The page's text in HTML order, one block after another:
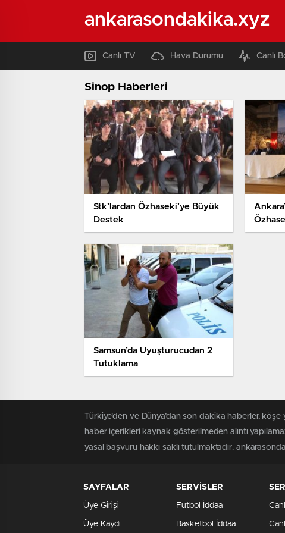
ankarasondakika.xyz
Canlı TV Hava Durumu Canlı
Sinop Haberleri
Stk’lardan Özhaseki’ye Büyük
Destek
Aldı
Samsun’da Uyuşturucudan 2
Tutuklama
Türkiye'den ve Dünya’dan son dakika haberler,
haber içerikleri kaynak gösterilmeden alıntı
yasal başvuru hakkı saklı tutulmaktadır.
SAYFALAR
Üye Girişi
Üye Kaydı
SERVİSLER
Futbol İddaa
Basketbol İddaa